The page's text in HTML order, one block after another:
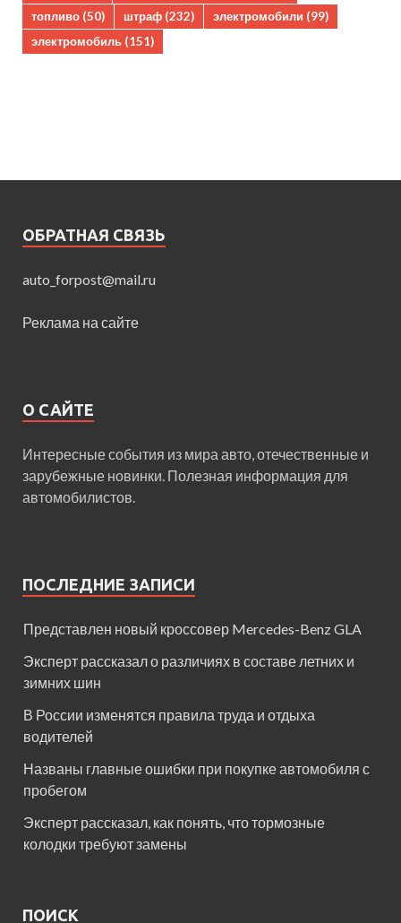
топливо (50) штраф (232) электромобили (99)
электромобиль (151)
ОБРАТНАЯ СВЯЗЬ
auto_forpost@mail.ru
Реклама на сайте
О САЙТЕ
Интересные события из мира авто, отечественные и
зарубежные новинки. Полезная информация для
автомобилистов.
ПОСЛЕДНИЕ ЗАПИСИ
Представлен новый кроссовер Mercedes-Benz GLA
Эксперт рассказал о различиях в составе летних и
зимних шин
В России изменятся правила труда и отдыха
водителей
Названы главные ошибки при покупке автомобиля с
пробегом
Эксперт рассказал, как понять, что тормозные
колодки требуют замены
ПОИСК